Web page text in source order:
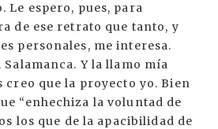
espero, pues, para
de ese retrato que tanto, y
personales, me interesa.
Salamanca. Y la llamo mía
creo que la proyecto yo. Bien
“enhechiza la voluntad de
los que de la apacibilidad de